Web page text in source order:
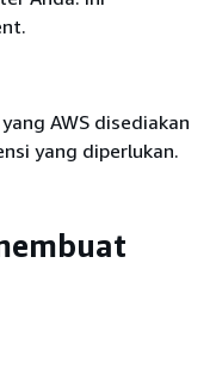
AWS disediakan
yang diperlukan.